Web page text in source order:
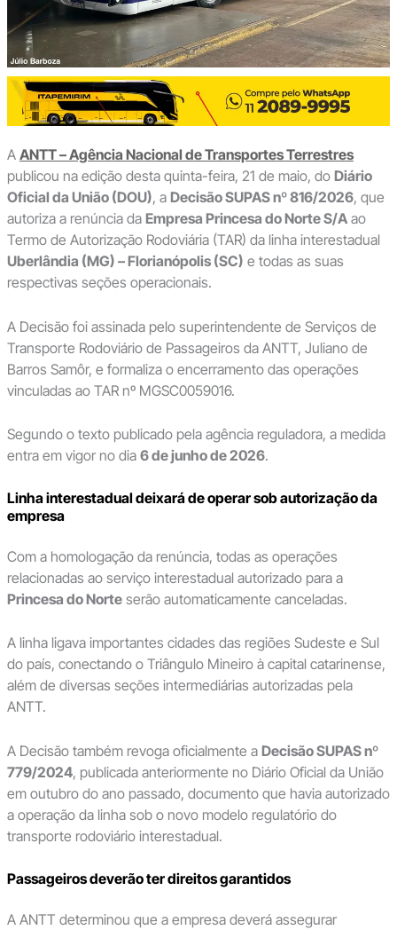
A ANTT – Agência Nacional de Transportes Terrestres
publicou na edição desta quinta-feira, 21 de maio, do Diário
Oficial da União (DOU), a Decisão SUPAS nº 816/2026, que
autoriza a renúncia da Empresa Princesa do Norte S/Aao
Termo de Autorização Rodoviária (TAR) da linha interestadual
Uberlândia (MG) – Florianópolis (SC) e todas as suas
respectivas seções operacionais.
A Decisão foi assinada pelo superintendente de Serviços de
Transporte Rodoviário de Passageiros da ANTT, Juliano de
Barros Samôr, e formaliza o encerramento das operações
vinculadas ao TAR nº MGSC0059016.
Segundo o texto publicado pela agência reguladora, a medida
entra em vigor no dia 6 de junho de 2026.
Linha interestadual deixará de operar sob autorização da
empresa
Com a homologação da renúncia, todas as operações
relacionadas ao serviço interestadual autorizado para a
Princesa do Norteserão automaticamente canceladas.
A linha ligava importantes cidades das regiões Sudeste e Sul
do país, conectando o Triângulo Mineiro à capital catarinense,
além de diversas seções intermediárias autorizadas pela
ANTT.
A Decisão também revoga oficialmente a Decisão SUPAS nº
779/2024, publicada anteriormente no Diário Oficial da União
em outubro do ano passado, documento que havia autorizado
a operação da linha sob o novo modelo regulatório do
transporte rodoviário interestadual.
Passageiros deverão ter direitos garantidos
A ANTT determinou que a empresa deverá assegurar